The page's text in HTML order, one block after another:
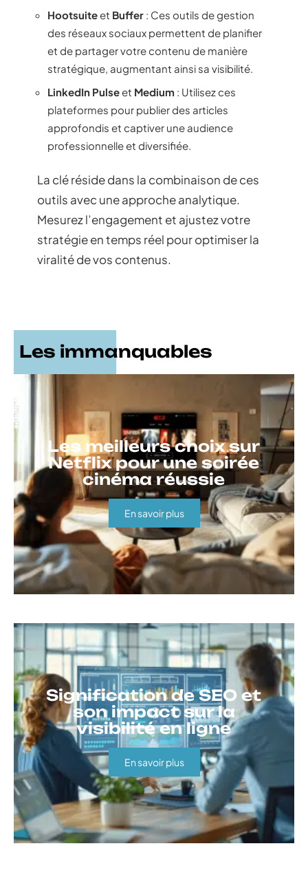
Hootsuiteet Buffer : Ces outils de gestion
des réseaux sociaux permettent de planifier
et de partager votre contenu de manière
stratégique, augmentant ainsi sa visibilité.
LinkedIn Pulseet Medium : Utilisez ces
plateformes pour publier des articles
approfondis et captiver une audience
professionnelle et diversifiée.
La clé réside dans la combinaison de ces
outils avec une approche analytique.
Mesurez l’engagement et ajustez votre
stratégie en temps réel pour optimiser la
viralité de vos contenus.
Les immanquables
Les meilleurs choix sur
Netflix pour une soirée
cinéma réussie
En savoir plus
Signification de SEO et
son impact sur la
visibilité en ligne
En savoir plus